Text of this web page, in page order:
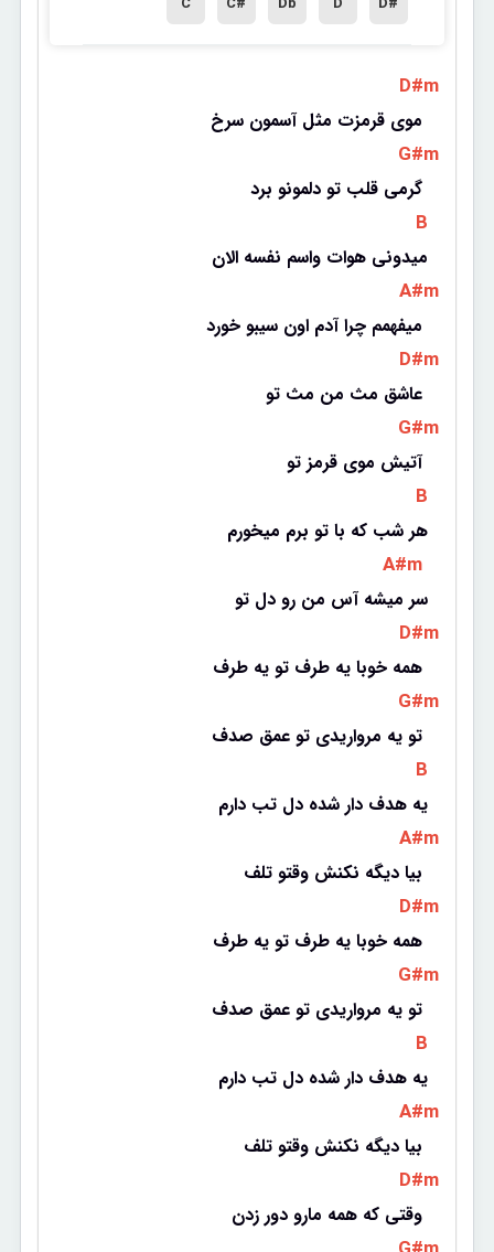
D#m
G#m
گرمی قلب تو دلمونو برد
B
میدونی هوات واسم نفسه الان
A#m
D#m
عاشق مث من مث تو
G#m
آتیش موی قرمز تو
B
هر شب که با تو برم میخورم
A#m
سر میشه آس من رو دل تو
D#m
همه خوبا یه طرف تو یه طرف
G#m
تو یه مرواریدی تو عمق صدف
B
یه هدف دار شده دل تب دارم
A#m
D#m
همه خوبا یه طرف تو یه طرف
G#m
تو یه مرواریدی تو عمق صدف
B
یه هدف دار شده دل تب دارم
A#m
D#m
وقتی که همه مارو دور زدن